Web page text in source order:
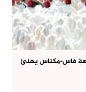
فاس-مكناس يهنئ